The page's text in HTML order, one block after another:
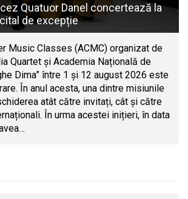
Quatuor Danel concertează la
de excepție
Music Classes (ACMC) organizat de
Quartet și Academia Națională de
Dima” între 1 și 12 august 2026 este
În anul acesta, una dintre misiunile
atât către invitați, cât și către
În urma acestei inițieri, în data